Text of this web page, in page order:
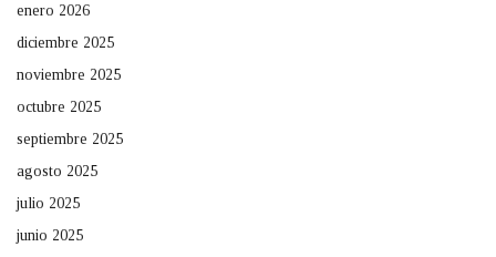
enero 2026
diciembre 2025
noviembre 2025
octubre 2025
septiembre 2025
agosto 2025
julio 2025
junio 2025